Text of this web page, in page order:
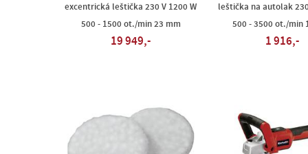
excentrická leštička 230 V 1200 W
500 - 1500 ot./min 23 mm
19 949,-
leštička na autolak
500 - 3500 ot./min
1 916,-